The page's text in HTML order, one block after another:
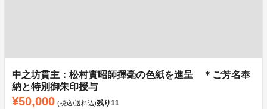
中之坊貫主：松村實昭師揮毫の色紙を進呈 ＊ご芳名奉
納と特別御朱印授与
¥50,000 (税込/送料込)残り11